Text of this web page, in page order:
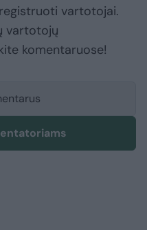
vartotojai.
vartotojų
komentaruose!